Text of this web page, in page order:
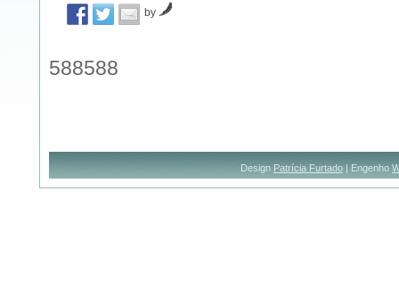
by
588588
Design Patrícia Furtado | Engenho